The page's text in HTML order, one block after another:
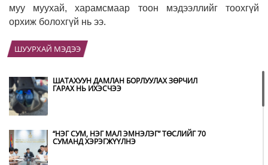
муу муухай, харамсмаар тоон мэдээллийг тоохгүй
орхиж болохгүй нь ээ.
ШУУРХАЙ МЭДЭЭ
ШАТАХУУН ДАМЛАН БОРЛУУЛАХ ЗӨРЧИЛ
ГАРАХ НЬ ИХЭСЧЭЭ
“НЭГ СУМ, НЭГ МАЛ ЭМНЭЛЭГ” ТӨСЛИЙГ 70
СУМАНД ХЭРЭГЖҮҮЛНЭ